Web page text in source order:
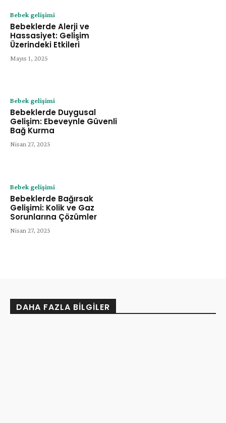
Bebek gelişimi
Bebeklerde Alerji ve
Hassasiyet: Gelişim
Üzerindeki Etkileri
Mayıs 1, 2025
Bebek gelişimi
Bebeklerde Duygusal
Gelişim: Ebeveynle Güvenli
Bağ Kurma
Nisan 27, 2025
Bebek gelişimi
Bebeklerde Bağırsak
Gelişimi: Kolik ve Gaz
Sorunlarına Çözümler
Nisan 27, 2025
DAHA FAZLA BILGILER